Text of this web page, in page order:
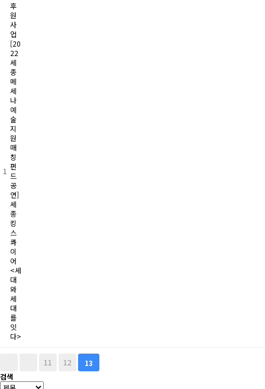
1
후
원
사
업
[20
22
세
종
메
세
나
예
술
지
원
매
칭
펀
드
공
연]
세
종
킹
스
콰
이
어
<세
대
와
세
대
를
잇
다>
11 12
13
검색